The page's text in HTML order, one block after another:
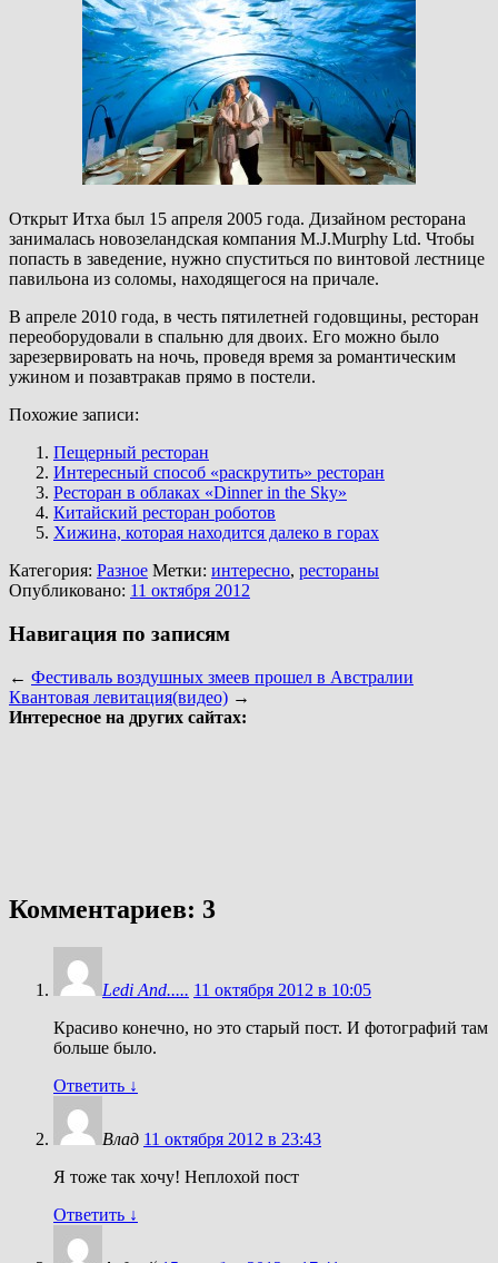
Открыт Итха был 15 апреля 2005 года. Дизайном ресторана
занималась новозеландская компания M.J.Murphy Ltd. Чтобы
попасть в заведение, нужно спуститься по винтовой лестнице
павильона из соломы, находящегося на причале.
В апреле 2010 года, в честь пятилетней годовщины, ресторан
переоборудовали в спальню для двоих. Его можно было
зарезервировать на ночь, проведя время за романтическим
ужином и позавтракав прямо в постели.
Похожие записи:
Пещерный ресторан
Интересный способ «раскрутить» ресторан
Ресторан в облаках «Dinner in the Sky»
Китайский ресторан роботов
Хижина, которая находится далеко в горах
Категория: Разное Метки: интересно, рестораны
Опубликовано: 11 октября 2012
Навигация по записям
← Фестиваль воздушных змеев прошел в Австралии
Квантовая левитация(видео) →
Интересное на других сайтах:
Комментариев: 3
Ledi And..... 11 октября 2012 в 10:05
Красиво конечно, но это старый пост. И фотографий там
больше было.
Ответить ↓
Влад 11 октября 2012 в 23:43
Я тоже так хочу! Неплохой пост
Ответить ↓